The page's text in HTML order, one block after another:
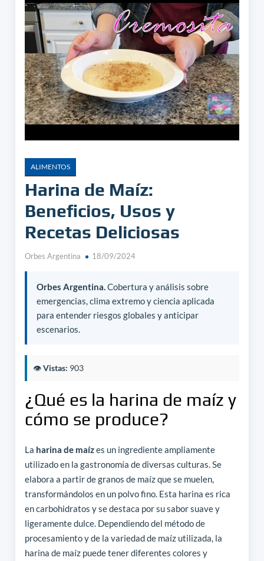
ALIMENTOS
Harina de Maíz:
Beneficios, Usos y
Recetas Deliciosas
Orbes Argentina 18/09/2024
Orbes Argentina.Cobertura y análisis sobre
emergencias, clima extremo y ciencia aplicada
para entender riesgos globales y anticipar
escenarios.
👁️Vistas: 903
¿Qué es la harina de maíz y
cómo se produce?
La harina de maízes un ingrediente ampliamente
utilizado en la gastronomía de diversas culturas. Se
elabora a partir de granos de maíz que se muelen,
transformándolos en un polvo fino. Esta harina es rica
en carbohidratos y se destaca por su sabor suave y
ligeramente dulce. Dependiendo del método de
procesamiento y de la variedad de maíz utilizada, la
harina de maíz puede tener diferentes colores y